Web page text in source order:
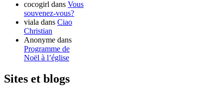
cocogirl dans Vous
souvenez-vous?
viala dans Ciao
Christian
Anonyme dans
Programme de
Noël à l’église
Sites et blogs